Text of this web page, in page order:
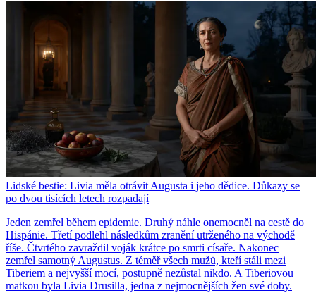
Lidské bestie: Livia měla otrávit Augusta i jeho dědice. Důkazy se
po dvou tisících letech rozpadají
Jeden zemřel během epidemie. Druhý náhle onemocněl na cestě do
Hispánie. Třetí podlehl následkům zranění utrženého na východě
říše. Čtvrtého zavraždil voják krátce po smrti císaře. Nakonec
zemřel samotný Augustus. Z téměř všech mužů, kteří stáli mezi
Tiberiem a nejvyšší mocí, postupně nezůstal nikdo. A Tiberiovou
matkou byla Livia Drusilla, jedna z nejmocnějších žen své doby.